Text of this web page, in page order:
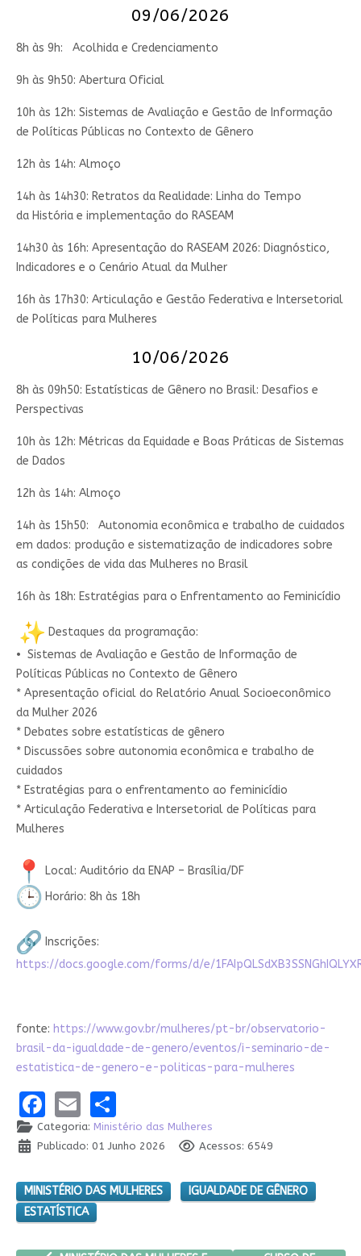
09/06/2026
8h às 9h: Acolhida e Credenciamento
9h às 9h50: Abertura Oficial
10h às 12h: Sistemas de Avaliação e Gestão de Informação
de Políticas Públicas no Contexto de Gênero
12h às 14h: Almoço
14h às 14h30: Retratos da Realidade: Linha do Tempo
da História e implementação do RASEAM
14h30 às 16h: Apresentação do RASEAM 2026: Diagnóstico,
Indicadores e o Cenário Atual da Mulher
16h às 17h30: Articulação e Gestão Federativa e Intersetorial
de Políticas para Mulheres
10/06/2026
8h às 09h50: Estatísticas de Gênero no Brasil: Desafios e
Perspectivas
10h às 12h: Métricas da Equidade e Boas Práticas de Sistemas
de Dados
12h às 14h: Almoço
14h às 15h50: Autonomia econômica e trabalho de cuidados
em dados: produção e sistematização de indicadores sobre
as condições de vida das Mulheres no Brasil
16h às 18h: Estratégias para o Enfrentamento ao Feminicídio
Destaques da programação:
• Sistemas de Avaliação e Gestão de Informação de
Políticas Públicas no Contexto de Gênero
* Apresentação oficial do Relatório Anual Socioeconômico
da Mulher 2026
* Debates sobre estatísticas de gênero
* Discussões sobre autonomia econômica e trabalho de
cuidados
* Estratégias para o enfrentamento ao feminicídio
* Articulação Federativa e Intersetorial de Políticas para
Mulheres
Local: Auditório da ENAP – Brasília/DF
Horário: 8h às 18h
Inscrições:
https://docs.google.com/forms/d/e/
fonte: https://www.gov.br/mulheres/pt-br/observatorio-
brasil-da-igualdade-de-genero/eventos/i-seminario-de-
estatistica-de-genero-e-politicas-para-mulheres
Facebook
EmailShare
Categoria: Ministério das Mulheres
Publicado: 01 Junho 2026
Acessos: 6549
MINISTÉRIO DAS MULHERES
IGUALDADE DE GÊNERO
ESTATÍSTICA